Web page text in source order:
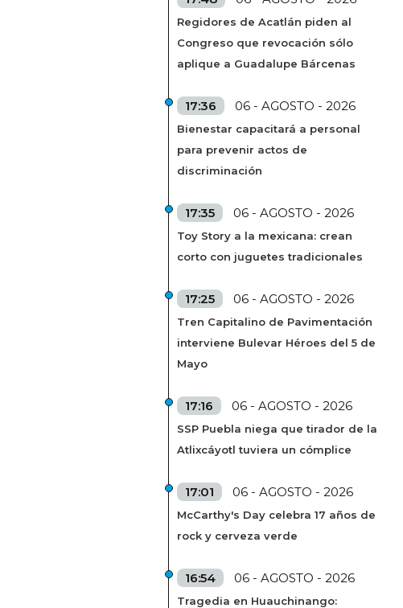
Regidores de Acatlán piden al
Congreso que revocación sólo
aplique a Guadalupe Bárcenas
17:36 06 - AGOSTO - 2026
Bienestar capacitará a personal
para prevenir actos de
discriminación
17:35 06 - AGOSTO - 2026
Toy Story a la mexicana: crean
corto con juguetes tradicionales
17:25 06 - AGOSTO - 2026
Tren Capitalino de Pavimentación
interviene Bulevar Héroes del 5 de
Mayo
17:16 06 - AGOSTO - 2026
SSP Puebla niega que tirador de la
Atlixcáyotl tuviera un cómplice
17:01 06 - AGOSTO - 2026
McCarthy's Day celebra 17 años de
rock y cerveza verde
16:54 06 - AGOSTO - 2026
Tragedia en Huauchinango: